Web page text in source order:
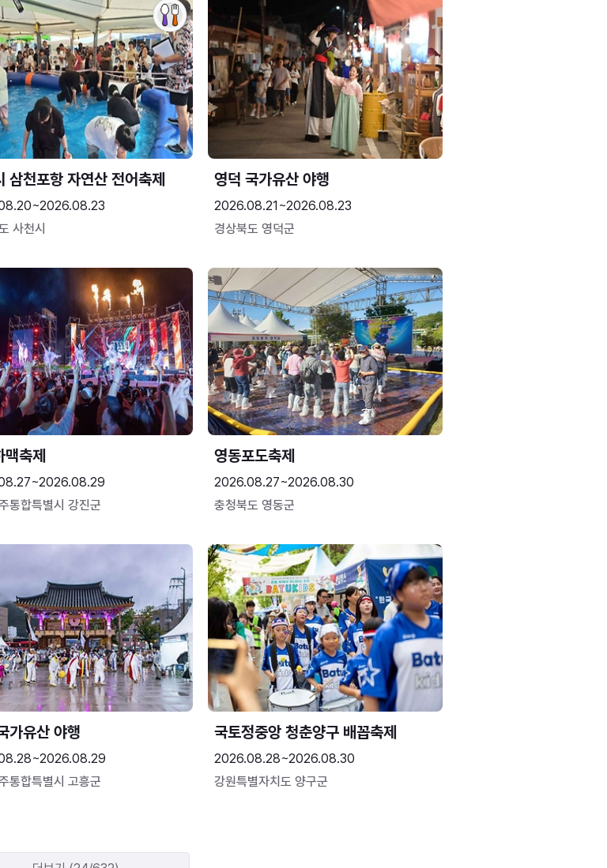
삼천포항 자연산 전어축제
사천시
영덕 국가유산 야행
2026.08.21~2026.08.23
경상북도 영덕군
축제
통합특별시 강진군
영동포도축제
2026.08.27~2026.08.30
충청북도 영동군
가유산 야행
통합특별시 고흥군
국토정중앙 청춘양구 배꼽축제
2026.08.28~2026.08.30
강원특별자치도 양구군